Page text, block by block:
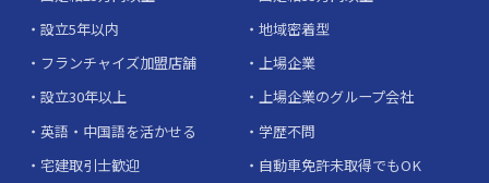
設立5年以内
地域密着型
フランチャイズ加盟店舗
上場企業
設立30年以上
上場企業のグループ会社
英語・中国語を活かせる
学歴不問
宅建取引士歓迎
自動車免許未取得でもOK